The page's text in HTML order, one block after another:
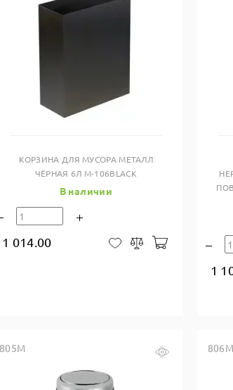
Купить в один клик
КОРЗИНА ДЛЯ МУСОРА МЕТАЛЛ
ЧЁРНАЯ 6Л M-106BLACK
В наличии
1 014.00 В закладки
Сравнить
1
805M 806M